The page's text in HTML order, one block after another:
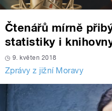
Čtenářů mírně
statistiky i
9. květen 2018
Zprávy z jižní Moravy